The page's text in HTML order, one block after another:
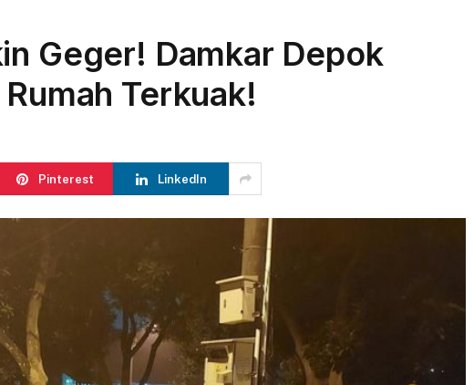
Geger! Damkar Depok
Terkuak!
Pinterest LinkedIn